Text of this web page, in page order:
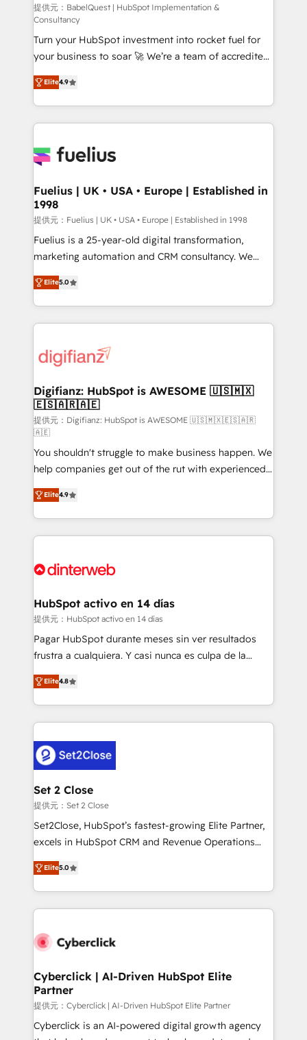
CMS • ISO/IEC 27001:2022, ISO 9001:2015, and ISO
42001:2023 certified - the AI management standard •
GuardHub: our AI governance framework, built on
ISO 42001 Ready for the next step? Click the 👈
'𝗖𝗼𝗻𝘁𝗮𝗰𝘁 𝗯𝘂𝘀𝗶𝗻𝗲𝘀𝘀' button to get in touch (𝘸𝘦'𝘳𝘦
𝘴𝘶𝘱𝘦𝘳 𝘳𝘦𝘴𝘱𝘰𝘯𝘴𝘪𝘷𝘦)
提供元：BabelQuest | HubSpot Implementation &
Consultancy
Turn your HubSpot investment into rocket fuel for
your business to soar 🚀 We’re a team of accredited
HubSpot experts ready to help you. We can
implement the platform into complex business
environments, optimise what you've got and make
sure you can actually use it, build your website in
for you and execute it on HubSpot. We are on the
framework, meaning we've been accredited by
HubSpot and vetted by the CCS, which means we
can support public sector companies as well the
other ones listed in our profile. Our services: -
HubSpot implementation - HubSpot CMS website
is there for you to: - Grow revenue, and run your
business more efficiently - Build stronger
more people - Get the most out of your HubSpot
investment
Elite4.9
Fuelius | UK • USA • Europe | Established in
1998
提供元：Fuelius | UK • USA • Europe | Established in 1998
Fuelius is a 25-year-old digital transformation,
marketing automation and CRM consultancy. We
enable mid-market and enterprise clients to
maximise their return from digital and fuel their
growth. We modernise platforms, streamline
operations that are causing inefficiencies, improve
supercharge revenue operations Key services: • CRM
Transformation / Web Development • RevOps &
Sales Consulting • Marketing Automation What
makes us different? 🚀 Top 0.5% of global HubSpot
agencies ⚙️ The strongest technical ability and
integration capabilities 💼 Consultative, long-term
partners who will embed ourselves into your
business, processes and systems 🏢 We specialise in
working with mid-market and enterprise
organisations, global organisations and those with
complex use cases 🏆 CRM Implementation,
Onboarding Accredited 🔐 ISO27001 & ISO9001
Elite5.0
Digifianz: HubSpot is AWESOME 🇺🇸🇲🇽
🇪🇸🇦🇷🇦🇪
提供元：Digifianz: HubSpot is AWESOME 🇺🇸🇲🇽🇪🇸🇦🇷
🇦🇪
You shouldn't struggle to make business happen. We
help companies get out of the rut with experienced,
process-oriented teams implementing HubSpot
Marketing, Sales, Service, CMS and Operations Hub,
so selling and actually engaging with your customers
feels easy and pain-free. We are a top ranked
and Customer First Awards, 4.9/5 rating in HubSpot
helps the following industries: logistics & 3PL, home
improvement & construction, branding and
commercialization, real estate, health, education,
SaaS, Software Dev & IT and consulting, make the
the United States, EU, UAE, Mexico and Latin
America. From casual user to super fan: make
Elite4.9
HubSpot activo en 14 días
提供元：HubSpot activo en 14 días
Pagar HubSpot durante meses sin ver resultados
frustra a cualquiera. Y casi nunca es culpa de la
herramienta: es del enfoque con el que se
implementó. Trabajamos con un catálogo de +80
casos de uso: cada uno resuelve un problema
concreto de tu operación en HubSpot. La entrega
en paralelo cuando tiene sentido, y siempre
confirmamos resultados antes de seguir avanzando.
Empiezas a ver resultados antes de que termine el
mes. 🏆 HubSpot Partner of the Year 2022, máximo
reconocimiento del ecosistema. Elite Solutions
Partner, el nivel más alto. +700 clientes
Hospital ABC, Hogares Unión, Yves Rocher,
MacStore, Café Britt, Bella Piel, confiaron en
respuestas para empezar. Te ayudamos a identificar
el primer caso de uso que más impacto te dará.
días.
Elite4.8
Set 2 Close
提供元：Set 2 Close
Set2Close, HubSpot’s fastest-growing Elite Partner,
excels in HubSpot CRM and Revenue Operations
(RevOps) services to boost B2B sales and growth.
As a top HubSpot Elite Partner, we specialize in
custom HubSpot CRM solutions. Our experts design,
implement, and optimize systems to enhance user
marketing, and service teams. From setup to
management, and speed up deal closures. With 500+
projects completed, our Agile approach ensures your
HubSpot CRM drives measurable results. Our
RevOps services align your sales, marketing, and
Elite5.0
Cyberclick | AI-Driven HubSpot Elite
Partner
提供元：Cyberclick | AI-Driven HubSpot Elite Partner
Cyberclick is an AI-powered digital growth agency